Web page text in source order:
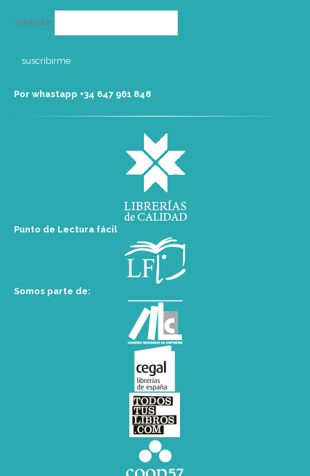
Apellidos
Por whastapp +34 ‭647 961 848‬
Punto de Lectura fácil
Somos parte de: